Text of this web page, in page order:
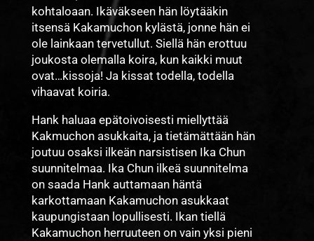
kohtaloaan. Ikäväkseen hän löytääkin
itsensä Kakamuchon kylästä, jonne hän ei
ole lainkaan tervetullut. Siellä hän erottuu
joukosta olemalla koira, kun kaikki muut
ovat…kissoja! Ja kissat todella, todella
vihaavat koiria.
Hank haluaa epätoivoisesti miellyttää
Kakmuchon asukkaita, ja tietämättään hän
joutuu osaksi ilkeän narsistisen Ika Chun
suunnitelmaa. Ika Chun ilkeä suunnitelma
on saada Hank auttamaan häntä
karkottamaan Kakamuchon asukkaat
kaupungistaan lopullisesti. Ikan tiellä
Kakamuchon herruuteen on vain yksi pieni